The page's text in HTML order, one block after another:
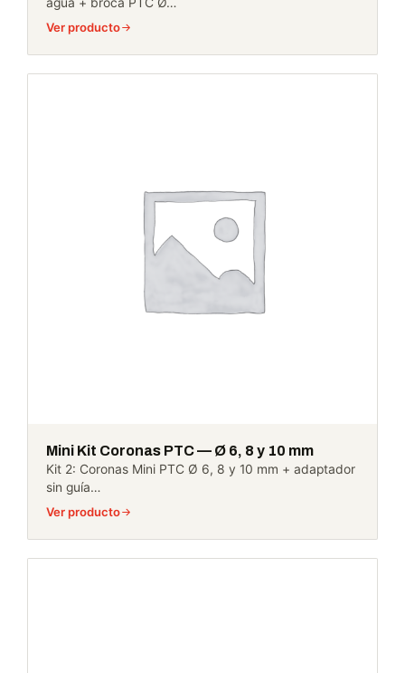
Ver producto
Mini Kit Coronas PTC — Ø 6, 8 y 10 mm
Kit 2: Coronas Mini PTC Ø 6, 8 y 10 mm + adaptador
sin guía…
Ver producto